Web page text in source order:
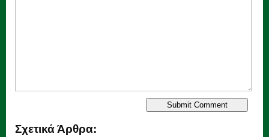
Σχετικά Άρθρα: